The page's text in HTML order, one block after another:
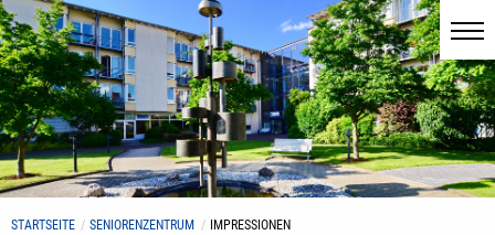
STARTSEITE SENIORENZENTRUM IMPRESSIONEN